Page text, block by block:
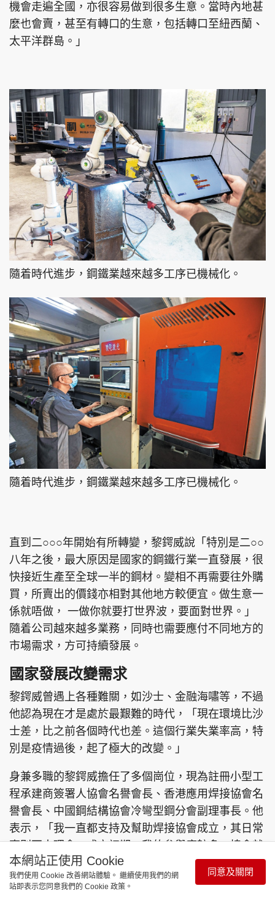
機會走遍全國，亦很容易做到很多生意。當時內地甚
麼也會賣，甚至有轉口的生意，包括轉口至紐西蘭、
太平洋群島。」
隨着時代進步，鋼鐵業越來越多工序已機械化。
隨着時代進步，鋼鐵業越來越多工序已機械化。
直到二○○○年開始有所轉變，黎鍔威說「特別是二○○
八年之後，最大原因是國家的鋼鐵行業一直發展，很
快接近生產至全球一半的鋼材。變相不再需要往外購
買，所賣出的價錢亦相對其他地方較便宜。做生意一
係就唔做， 一做你就要打世界波，要面對世界。」
隨着公司越來越多業務，同時也需要應付不同地方的
市場需求，方可持續發展。
國家發展改變需求
黎鍔威曾遇上各種難關，如沙士、金融海嘯等，不過
他認為現在才是處於最艱難的時代，「現在環境比沙
士差，比之前各個時代也差。這個行業失業率高，特
別是疫情過後，起了極大的改變。」
身兼多職的黎鍔威擔任了多個崗位，現為註冊小型工
程承建商簽署人協會名譽會長、香港應用焊接協會名
譽會長、中國鋼結構協會冷彎型鋼分會副理事長。他
表示，「我一直都支持及幫助焊接協會成立，其日常
事則不太理會。成立初期，我的參與度較多，協會就
是聯合了一班在業內不同身份的成員，包括焊接人
員、檢測人員、焊接材料供應商、鋼材焊接母材人
本網站正使用 Cookie
我們使用 Cookie 改善網站體驗。 繼續使用我們的網
站即表示您同意我們的 Cookie 政策。
同意及關閉